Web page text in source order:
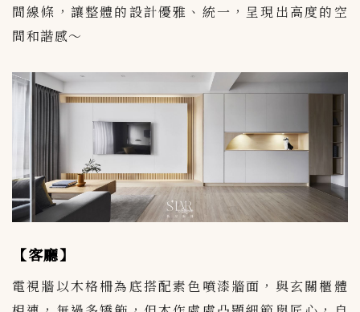
間線條，讓整體的設計優雅、統一，呈現出高度的空
間和諧感～
【客廳】
電視牆以木格柵為底搭配素色噴漆牆面，與玄關櫃體